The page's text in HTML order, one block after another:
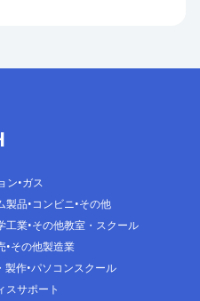
ン ガス
製品 コンビニ その他
工業 その他教室・スクール
その他製造業
製作 パソコンスクール
スサポート